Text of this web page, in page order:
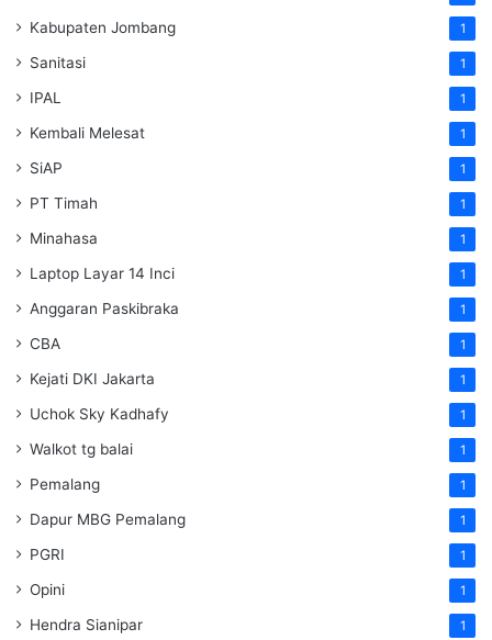
Kabupaten Jombang 1
Sanitasi 1
IPAL 1
Kembali Melesat 1
SiAP 1
PT Timah 1
Minahasa 1
Laptop Layar 14 Inci 1
Anggaran Paskibraka 1
CBA 1
Kejati DKI Jakarta 1
Uchok Sky Kadhafy 1
Walkot tg balai 1
Pemalang 1
Dapur MBG Pemalang 1
PGRI 1
Opini 1
Hendra Sianipar 1